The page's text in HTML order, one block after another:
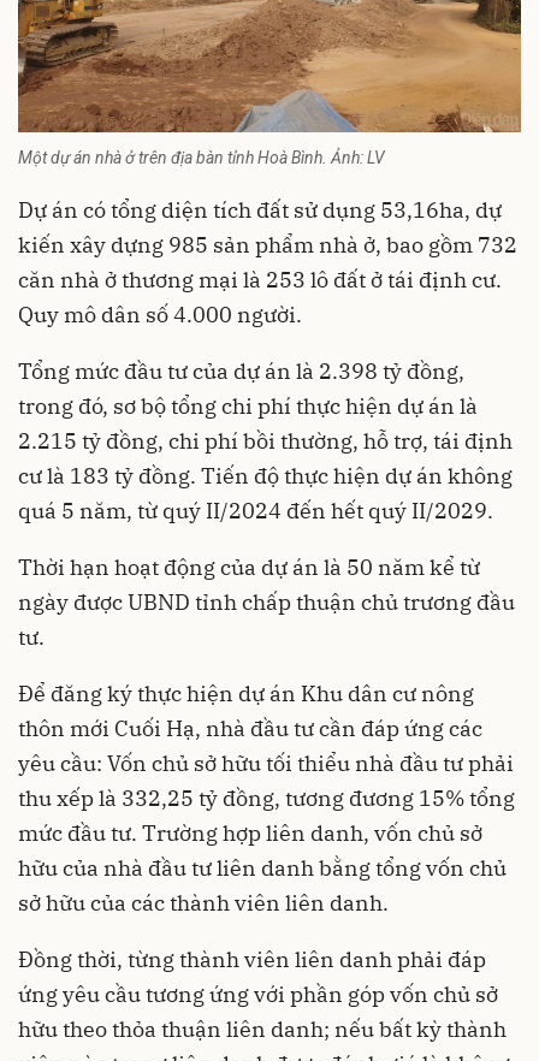
Một dự án nhà ở trên địa bàn tỉnh Hoà Bình. Ảnh: LV
Dự án có tổng diện tích đất sử dụng 53,16ha, dự
kiến xây dựng 985 sản phẩm nhà ở, bao gồm 732
căn nhà ở thương mại là 253 lô đất ở tái định cư.
Quy mô dân số 4.000 người.
Tổng mức đầu tư của dự án là 2.398 tỷ đồng,
trong đó, sơ bộ tổng chi phí thực hiện dự án là
2.215 tỷ đồng, chi phí bồi thường, hỗ trợ, tái định
cư là 183 tỷ đồng. Tiến độ thực hiện dự án không
quá 5 năm, từ quý II/2024 đến hết quý II/2029.
Thời hạn hoạt động của dự án là 50 năm kể từ
ngày được UBND tỉnh chấp thuận chủ trương đầu
tư.
Để đăng ký thực hiện dự án Khu dân cư nông
thôn mới Cuối Hạ, nhà đầu tư cần đáp ứng các
yêu cầu: Vốn chủ sở hữu tối thiểu nhà đầu tư phải
thu xếp là 332,25 tỷ đồng, tương đương 15% tổng
mức đầu tư. Trường hợp liên danh, vốn chủ sở
hữu của nhà đầu tư liên danh bằng tổng vốn chủ
sở hữu của các thành viên liên danh.
Đồng thời, từng thành viên liên danh phải đáp
ứng yêu cầu tương ứng với phần góp vốn chủ sở
hữu theo thỏa thuận liên danh; nếu bất kỳ thành